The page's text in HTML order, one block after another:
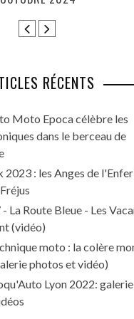
RÉCENTS
Moto Epoca célèbre les
dans le berceau de
2023 : les Anges de
La Route Bleue - Les
(vidéo)
moto : la colère
photos et vidéo)
Lyon 2022: galerie